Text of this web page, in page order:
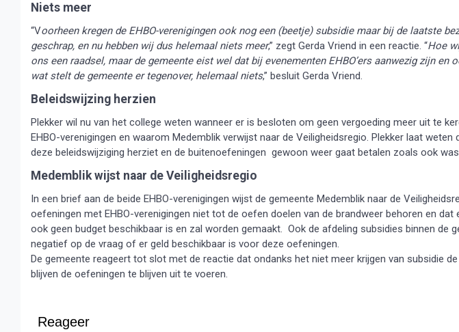
Niets meer
“Voorheen kregen de EHBO-verenigingen ook nog een (beetje) subsidie maar bij de laatste
geschrap, en nu hebben wij dus helemaal niets meer,” zegt Gerda Vriend in een reactie. “Hoe
ons een raadsel, maar de gemeente eist wel dat bij evenementen EHBO’ers aanwezig zijn en
wat stelt de gemeente er tegenover, helemaal niets,” besluit Gerda Vriend.
Beleidswijzing herzien
Plekker wil nu van het college weten wanneer er is besloten om geen vergoeding meer uit te
EHBO-verenigingen en waarom Medemblik verwijst naar de Veiligheidsregio. Plekker laat
deze beleidswijziging herziet en de buitenoefeningen gewoon weer gaat betalen zoals ook
Medemblik wijst naar de Veiligheidsregio
In een brief aan de beide EHBO-verenigingen wijst de gemeente Medemblik naar de
oefeningen met EHBO-verenigingen niet tot de oefen doelen van de brandweer behoren en
ook geen budget beschikbaar is en zal worden gemaakt. Ook de afdeling subsidies binnen de
negatief op de vraag of er geld beschikbaar is voor deze oefeningen.
De gemeente reageert tot slot met de reactie dat ondanks het niet meer krijgen van subsidie
blijven de oefeningen te blijven uit te voeren.
Reageer